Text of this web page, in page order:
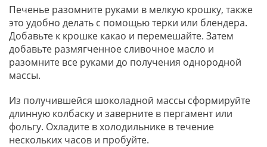
Печенье разомните руками в мелкую крошку, также
это удобно делать с помощью терки или блендера.
Добавьте к крошке какао и перемешайте. Затем
добавьте размягченное сливочное масло и
разомните все руками до получения однородной
массы.
Из получившейся шоколадной массы сформируйте
длинную колбаску и заверните в пергамент или
фольгу. Охладите в холодильнике в течение
нескольких часов и пробуйте.